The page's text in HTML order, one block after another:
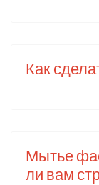
Как
Мытье
ли вам